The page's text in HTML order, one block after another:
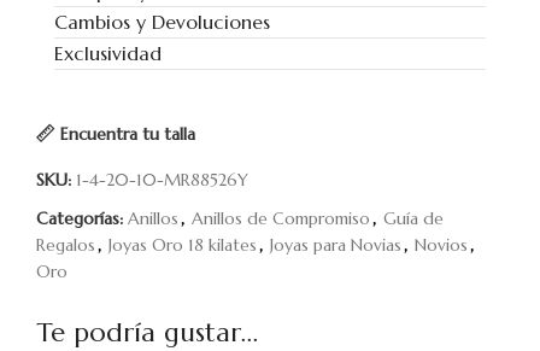
Encuentra tu talla
Cambios y Devoluciones
Exclusividad
SKU: 1-4-20-10-MR88526Y
Categorías: Anillos, Anillos de Compromiso, Guía de
Regalos, Joyas Oro 18 kilates, Joyas para Novias, Novios,
Oro
Te podría gustar...